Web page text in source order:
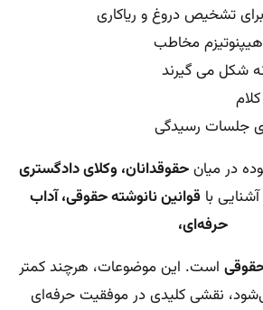
تشخیص دروغ و ریاکاری
مخاطب
شکل می گیرند
جلسات رسیدگی
در میانحقوقدانان، وکلای دادگستری
آشنایی با قوانین نانوشته حقوقی، آداب
حرفه‌ای،
حقوقی است. این موضوعات، هرچند کمتر
نقشی کلیدی در موفقیت حرفه‌ای